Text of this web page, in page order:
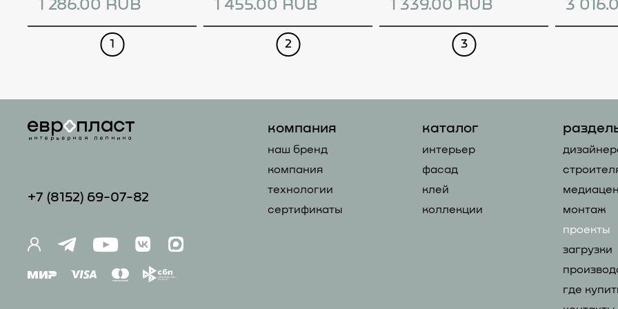
1 286.00 RUB
1
1 455.00 RUB
2
1 339.00 RUB
3
3
компания
наш бренд
компания
технологии
сертификаты
каталог
интерьер
фасад
клей
коллекции
монтаж
проекты
загрузки
где
+7 (81 52) 69-07-82